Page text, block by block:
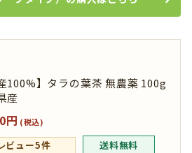
100%】タラの葉茶 無農薬 100g
産
円 (税込)
ビュー5件
送料無料